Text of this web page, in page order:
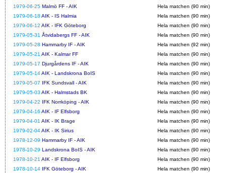
1979-06-25 Malmö FF - AIK
Hela matchen (90 min)
1979-06-18 AIK - IS Halmia
Hela matchen (90 min)
1979-06-12 AIK - IFK Göteborg
Hela matchen (90 min)
1979-05-31 Åtvidabergs FF - AIK
Hela matchen (90 min)
1979-05-28 Hammarby IF - AIK
Hela matchen (92 min)
1979-05-21 AIK - Kalmar FF
Hela matchen (90 min)
1979-05-17 Djurgårdens IF - AIK
Hela matchen (90 min)
1979-05-14AIK - Landskrona BoIS
Hela matchen (90 min)
1979-05-07 IFK Sundsvall - AIK
Hela matchen (90 min)
1979-05-03 AIK - Halmstads BK
Hela matchen (90 min)
1979-04-22 IFK Norrköping - AIK
Hela matchen (90 min)
1979-04-16 AIK - IF Elfsborg
Hela matchen (90 min)
1979-04-01 AIK - IK Brage
Hela matchen (90 min)
1979-02-04AIK - IK Sirius
Hela matchen (90 min)
1978-12-09 Hammarby IF - AIK
Hela matchen (90 min)
1978-10-29 Landskrona BoIS - AIK
Hela matchen (90 min)
1978-10-21 AIK - IF Elfsborg
Hela matchen (90 min)
1978-10-14 IFK Göteborg - AIK
Hela matchen (90 min)